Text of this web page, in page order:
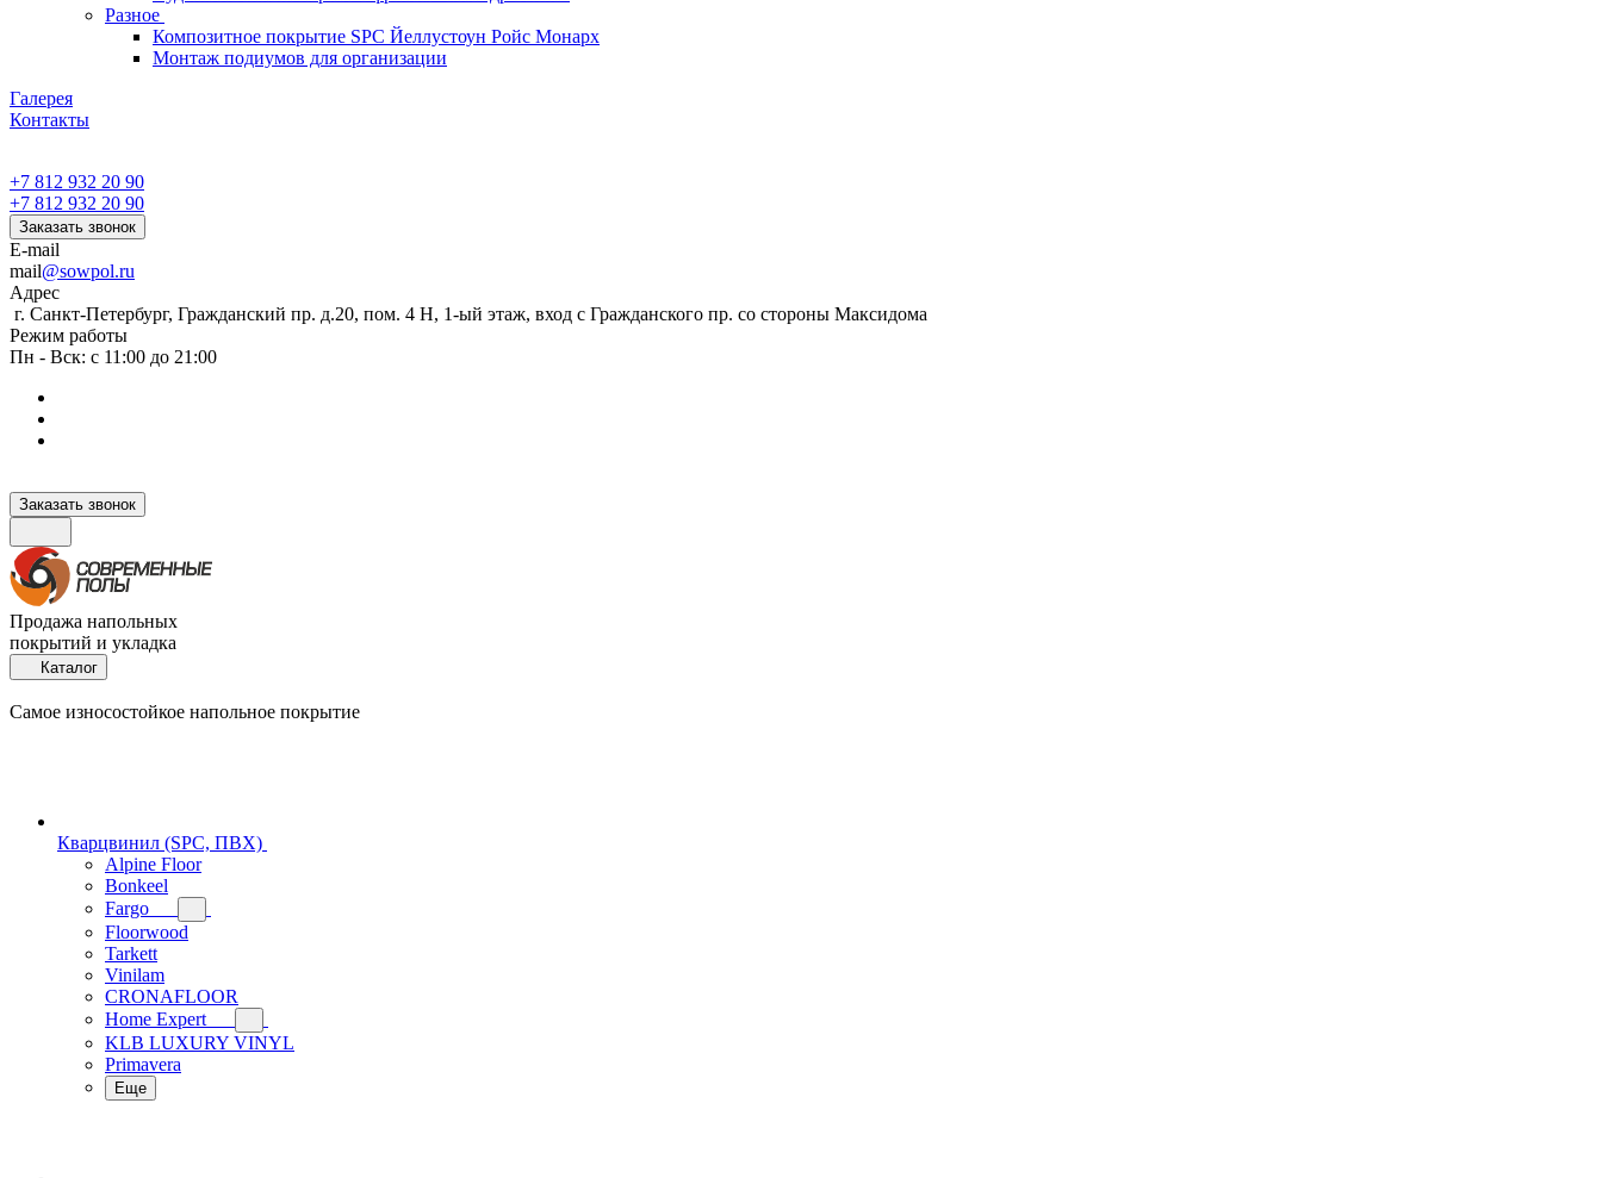
Разное
Композитное покрытие SPC Йеллустоун Ройс Монарх
Монтаж подиумов для организации
Галерея
Контакты
+7 812 932 20 90
+7 812 932 20 90
Заказать звонок
E-mail
mail@sowpol.ru
Адрес
г. Санкт-Петербург, Гражданский пр. д.20, пом. 4 Н, 1-ый этаж, вход с Гражданского пр. со стороны Максидома
Режим работы
Пн - Вск: с 11:00 до 21:00
Заказать звонок
Продажа напольных
покрытий и укладка
Каталог
Самое износостойкое напольное покрытие
Кварцвинил (SPC, ПВХ)
Alpine Floor
Bonkeel
Fargo
Floorwood
Tarkett
Vinilam
CRONAFLOOR
Home Expert
KLB LUXURY VINYL
Primavera
Еще